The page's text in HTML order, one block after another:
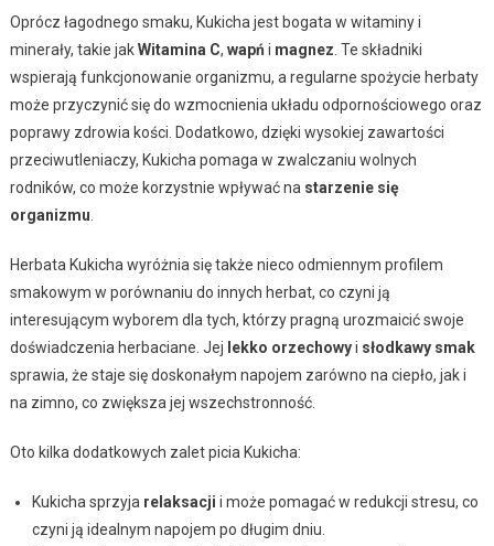
Oprócz łagodnego smaku, Kukicha jest bogata w witaminy i
minerały, takie jakWitamina C, wapń i magnez . Te składniki
wspierają funkcjonowanie organizmu, a regularne spożycie herbaty
może przyczynić się do wzmocnienia układu odpornościowego oraz
poprawy zdrowia kości. Dodatkowo, dzięki wysokiej zawartości
przeciwutleniaczy, Kukicha pomaga w zwalczaniu wolnych
rodników, co może korzystnie wpływać na starzenie się
organizmu
Herbata Kukicha wyróżnia się także nieco odmiennym profilem
smakowym w porównaniu do innych herbat, co czyni ją
interesującym wyborem dla tych, którzy pragną urozmaicić swoje
doświadczenia herbaciane. Jej lekko orzechowyi słodkawy smak
sprawia, że staje się doskonałym napojem zarówno na ciepło, jak i
na zimno, co zwiększa jej wszechstronność.
Oto kilka dodatkowych zalet picia Kukicha:
Kukicha sprzyja relaksacji i może pomagać w redukcji stresu, co
czyni ją idealnym napojem po długim dniu.